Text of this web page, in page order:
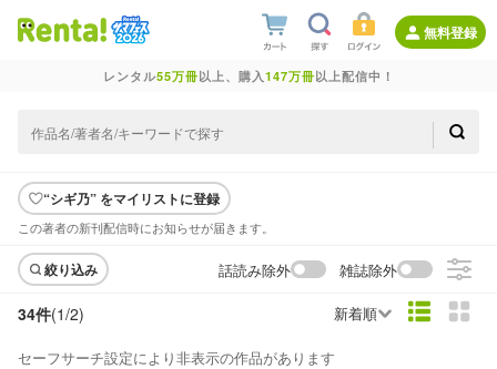
無料登録
レンタル55万冊以上、購入147万冊以上配信中！
“シギ乃” をマイリストに登録
この著者の新刊配信時にお知らせが届きます。
絞り込み 話読み除外 雑誌除外
34件(1/2) 新着順
セーフサーチ設定により非表示の作品があります